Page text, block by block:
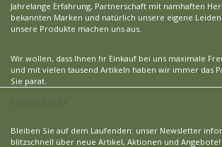
Jahrelange Erfahrung, Partnerschaft mit namhaften
bekannten Marken und natürlich unsere eigene
unsere Produkte machen uns aus.
Wir wollen, dass Ihnen hr Einkauf bei uns maximale
und mit vielen tausend Artikeln haben wir immer das
Sie parat.
Bleiben Sie auf dem Laufenden: unser Newsletter
blitzschnell über neue Artikel, Aktionen und Angebote!